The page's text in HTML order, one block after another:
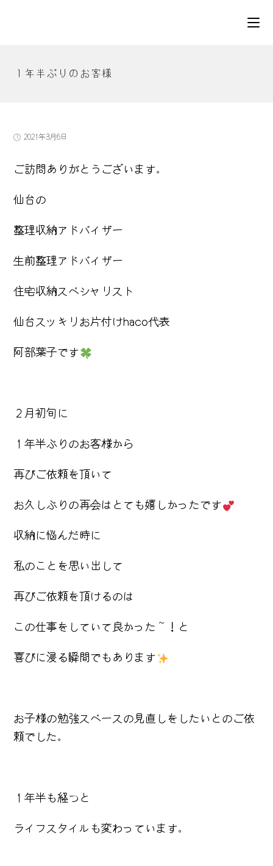
１年半ぶりのお客様
投
開
2021年3月6日
ご訪問ありがとうございます。
仙台の
整理収納アドバイザー
生前整理アドバイザー
住宅収納スペシャリスト
仙台スッキリお片付けhaco代表
阿部葉子です
２月初旬に
１年半ぶりのお客様から
再びご依頼を頂いて
お久しぶりの再会はとても嬉しかったです
収納に悩んだ時に
私のことを思い出して
再びご依頼を頂けるのは
この仕事をしていて良かった～！と
喜びに浸る瞬間でもあります
お子様の勉強スペースの見直しをしたいとのご依
頼でした。
１年半も経つと
ライフスタイルも変わっています。